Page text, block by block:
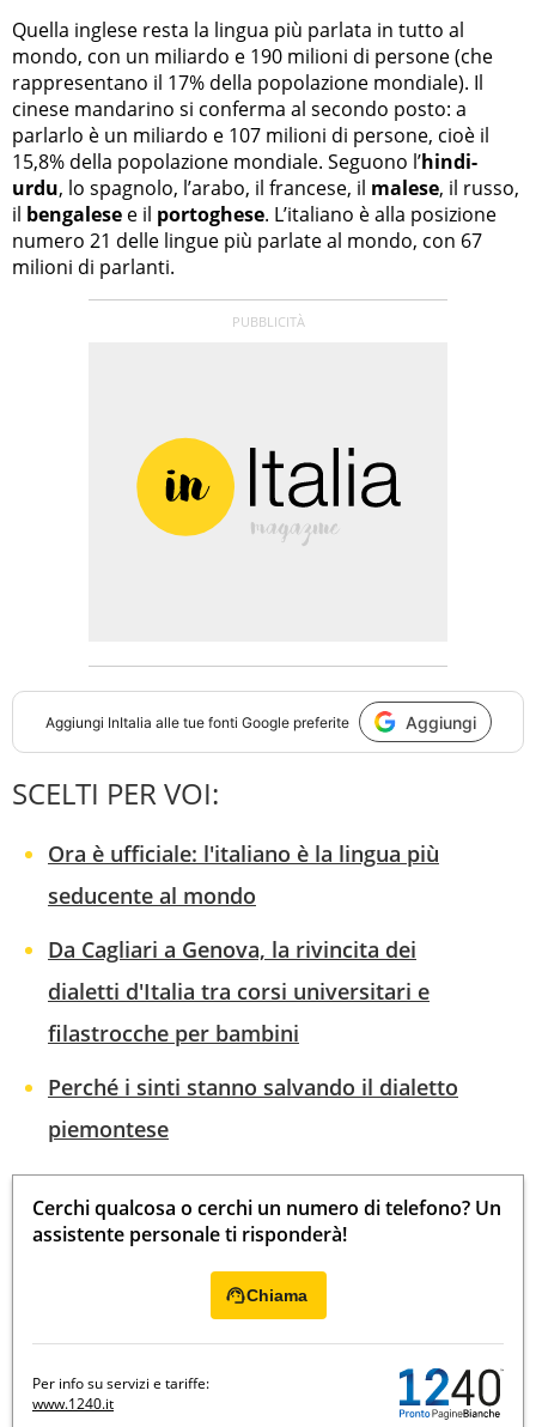
Quella inglese resta la lingua più parlata in tutto al
mondo, con un miliardo e 190 milioni di persone (che
rappresentano il 17% della popolazione mondiale). Il
cinese mandarino si conferma al secondo posto: a
parlarlo è un miliardo e 107 milioni di persone, cioè il
15,8% della popolazione mondiale. Seguono l’hindi-
urdu, lo spagnolo, l’arabo, il francese, il malese, il russo,
il bengalese e il portoghese. L’italiano è alla posizione
numero 21 delle lingue più parlate al mondo, con 67
milioni di parlanti.
Aggiungi InItalia alle tue fonti Google preferite Aggiungi
SCELTI PER VOI:
Ora è ufficiale: l'italiano è la lingua più
seducente al mondo
Da Cagliari a Genova, la rivincita dei
dialetti d'Italia tra corsi universitari e
filastrocche per bambini
Perché i sinti stanno salvando il dialetto
piemontese
Cerchi qualcosa o cerchi un numero di telefono? Un
assistente personale ti risponderà!
Chiama
Per info su servizi e tariffe:
www.1240.it